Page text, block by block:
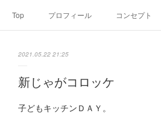
Top プロフィール コンセプト
SNS
2021.05.22 21:25
新じゃがコロッケ
子どもキッチンＤＡＹ。